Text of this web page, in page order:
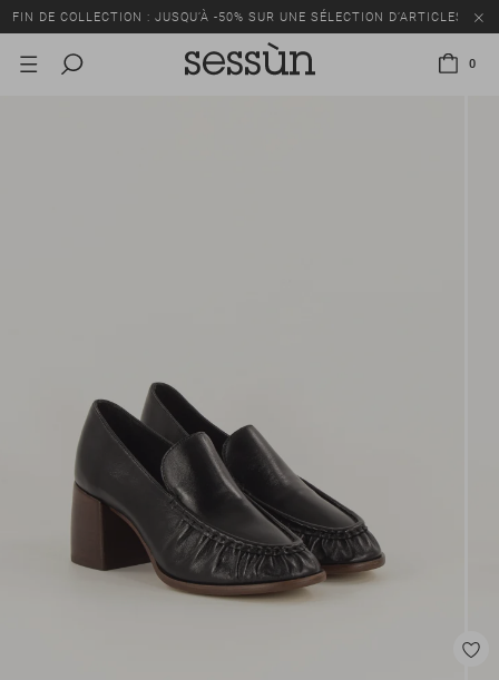
FIN DE COLLECTION : JUSQU’À -50% SUR UNE SÉLECTION D’ARTICLES
0